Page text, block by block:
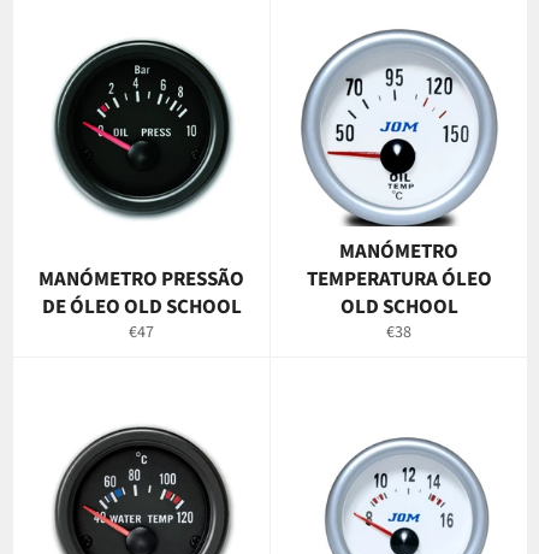
MANÓMETRO PRESSÃO
DE ÓLEO OLD SCHOOL
Preço
€47
MANÓMETRO
TEMPERATURA ÓLEO
OLD SCHOOL
Preço
€38